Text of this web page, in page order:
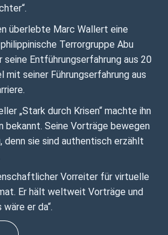
überlebte Marc Wallert eine
Terrorgruppe Abu
Entführungserfahrung aus 20
mit seiner Führungserfahrung aus
„Stark durch Krisen“ machte ihn
bekannt. Seine Vorträge bewegen
denn sie sind authentisch erzählt
Vorreiter für virtuelle
Er hält weltweit Vorträge und
er da“.